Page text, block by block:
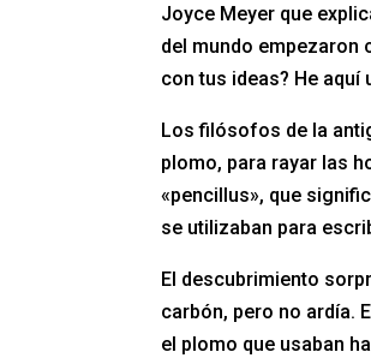
Joyce Meyer que
del mundo empezaron
con tus ideas? He
Los filósofos de la
plomo, para rayar las
«pencillus», que
se utilizaban para
El descubrimiento
carbón, pero no ardía.
el plomo que usaban